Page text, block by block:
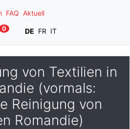
FAQ Aktuell
0 DE FR IT
von Textilien in
(vormals:
Reinigung von
Romandie)